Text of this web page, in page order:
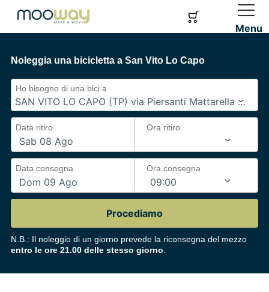
Menu
Noleggia una bicicletta a San Vito Lo Capo
Ho bisogno di una bici a
Data ritiro Ora ritiro
Data consegna Ora consegna
Procediamo
N.B.: Il noleggio di un giorno prevede la riconsegna del mezzo
entro le ore 21.00 delle stesso giorno